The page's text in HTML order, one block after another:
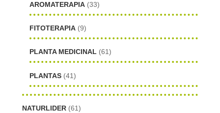
AROMATERAPIA (33)
FITOTERAPIA (9)
PLANTA MEDICINAL (61)
PLANTAS (41)
NATURLIDER (61)